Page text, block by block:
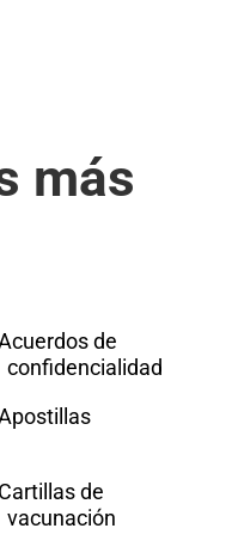
más
de
confidencialidad
Cartillas de
vacunación